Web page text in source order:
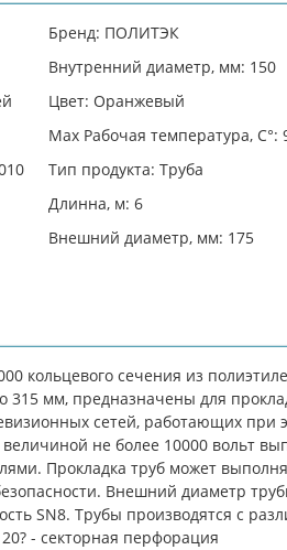
Бренд: ПОЛИТЭК
Внутренний диаметр, мм: 150
Цвет: Оранжевый
Max Рабочая температура, C°:
Тип продукта: Труба
Длинна, м: 6
Внешний диаметр, мм: 175
кольцевого сечения из
мм, предназначены для
сетей, работающих при
не более 10000 вольт
Прокладка труб может
Внешний диаметр
SN8. Трубы производятся с
- секторная перфорация